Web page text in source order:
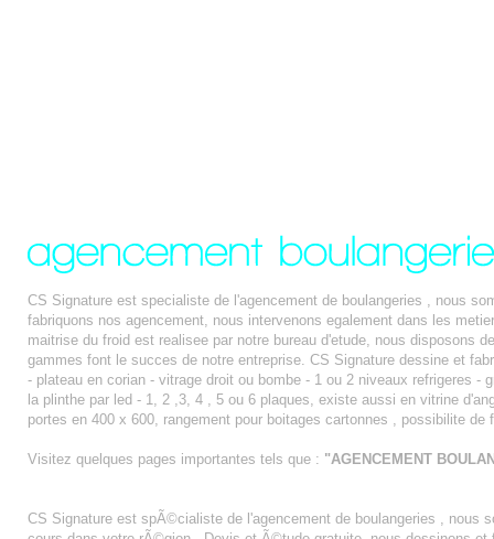
CS Signature est specialiste de l'agencement de boulangeries , nous
fabriquons nos agencement, nous intervenons egalement dans les
maitrise du froid est realisee par notre bureau d'etude, nous disposons
gammes font le succes de notre entreprise. CS Signature dessine et
- plateau en corian - vitrage droit ou bombe - 1 ou 2 niveaux refrigeres
la plinthe par led - 1, 2 ,3, 4 , 5 ou 6 plaques, existe aussi en vitrine
portes en 400 x 600, rangement pour boitages cartonnes , possibilite de
Visitez quelques pages importantes tels que : "AGENCEMENT
CS Signature est spÃ©cialiste de l'agencement de boulangeries ,